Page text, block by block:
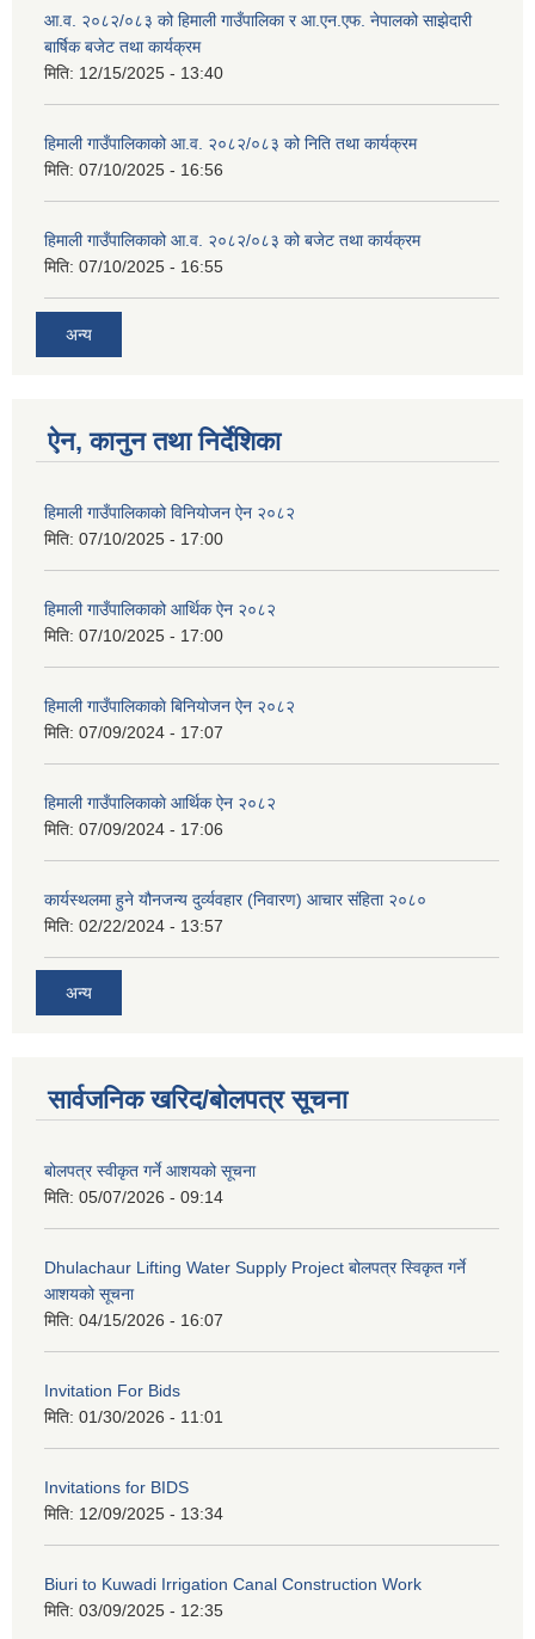
आ.व. २०८२/०८३ को हिमाली गाउँपालिका र आ.एन.एफ. नेपालको साझेदारी
बार्षिक बजेट तथा कार्यक्रम
मिति: 12/15/2025 - 13:40
हिमाली गाउँपालिकाको आ.व. २०८२/०८३ को निति तथा कार्यक्रम
मिति: 07/10/2025 - 16:56
हिमाली गाउँपालिकाको आ.व. २०८२/०८३ को बजेट तथा कार्यक्रम
मिति: 07/10/2025 - 16:55
अन्य
ऐन, कानुन तथा निर्देशिका
हिमाली गाउँपालिकाको विनियोजन ऐन २०८२
मिति: 07/10/2025 - 17:00
हिमाली गाउँपालिकाको आर्थिक ऐन २०८२
मिति: 07/10/2025 - 17:00
हिमाली गाउँपालिकाकाे बिनियोजन ऐन २०८२
मिति: 07/09/2024 - 17:07
हिमाली गाउँपालिकाकाे आर्थिक ऐन २०८२
मिति: 07/09/2024 - 17:06
कार्यस्थलमा हुने यौनजन्य दुर्व्यवहार (निवारण) आचार संहिता २०८०
मिति: 02/22/2024 - 13:57
अन्य
सार्वजनिक खरिद/बोलपत्र सूचना
बोलपत्र स्वीकृत गर्ने आशयको सूचना
मिति: 05/07/2026 - 09:14
Dhulachaur Lifting Water Supply Project बोलपत्र स्विकृत गर्ने
आशयको सूचना
मिति: 04/15/2026 - 16:07
Invitation For Bids
मिति: 01/30/2026 - 11:01
Invitations for BIDS
मिति: 12/09/2025 - 13:34
Biuri to Kuwadi Irrigation Canal Construction Work
मिति: 03/09/2025 - 12:35